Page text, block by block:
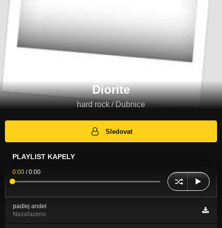
Diorite
hard rock / Dubnice
Sledovat
PLAYLIST KAPELY
0:00 /0:00
padlej andel
Nezařazeno